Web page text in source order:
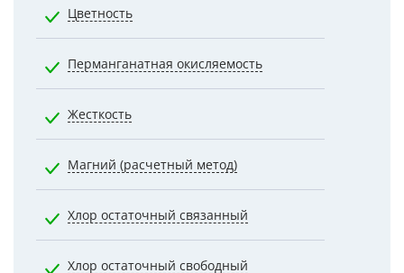
Цветность
Перманганатная окисляемость
Жесткость
Магний (расчетный метод)
Хлор остаточный связанный
Хлор остаточный свободный